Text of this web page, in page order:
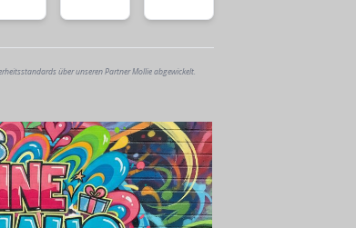
über unseren Partner Mollie abgewickelt.